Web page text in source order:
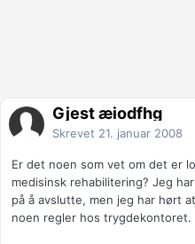
Gjest æiodfhg
Skrevet 21. januar 2008
Er det noen som vet om det er
medisinsk rehabilitering? Jeg
på å avslutte, men jeg har hørt
noen regler hos trygdekontoret.